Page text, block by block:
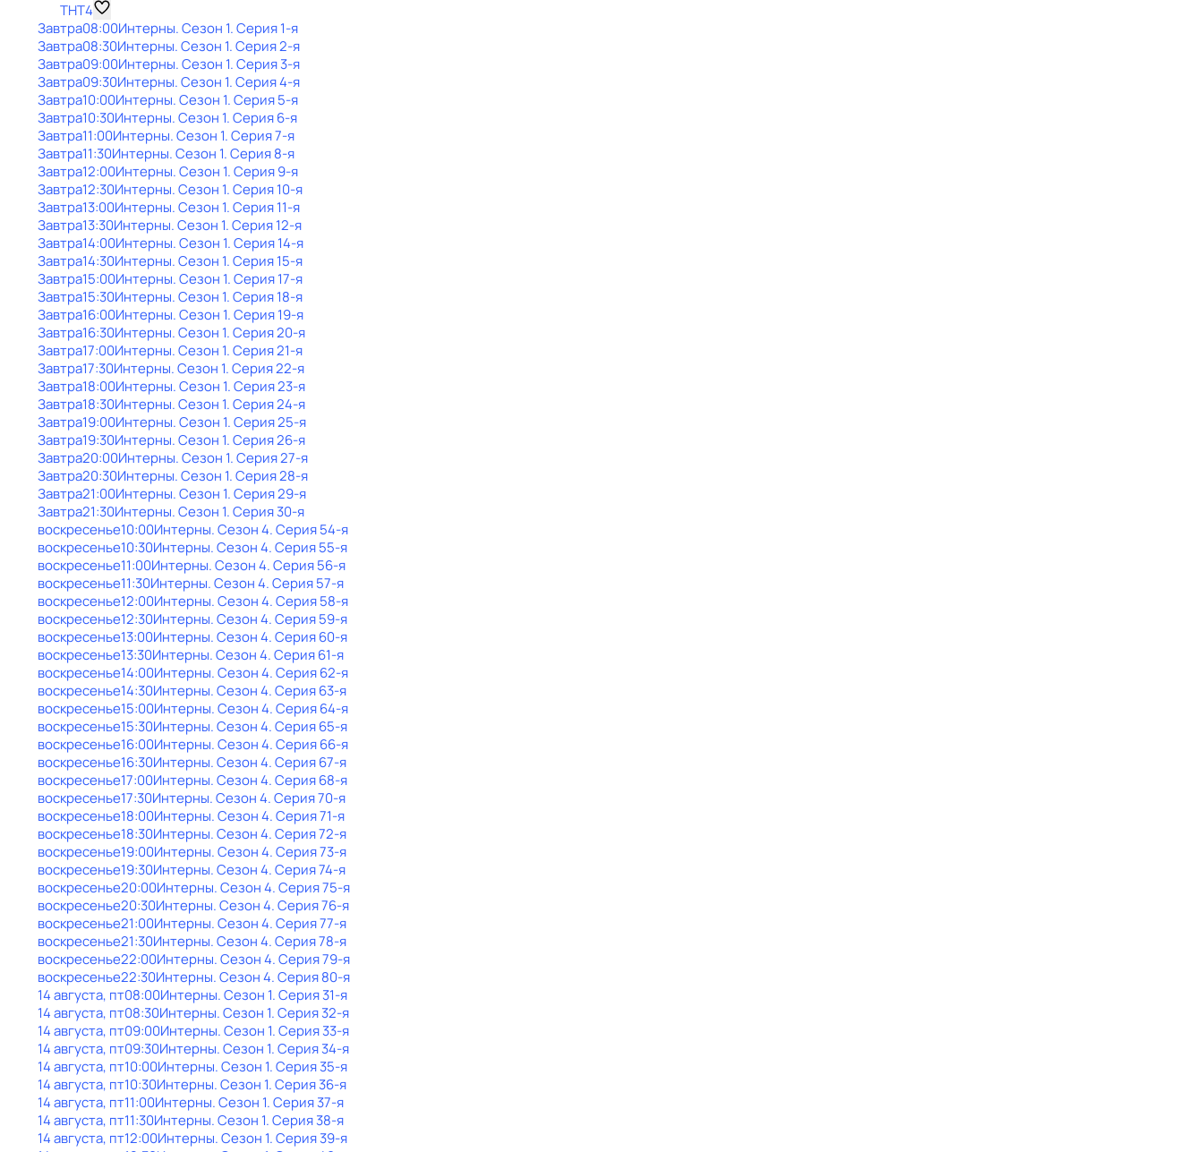
ТНТ4
Завтра08:00Интерны. Сезон 1. Серия 1-я
Завтра08:30Интерны. Сезон 1. Серия 2-я
Завтра09:00Интерны. Сезон 1. Серия 3-я
Завтра09:30Интерны. Сезон 1. Серия 4-я
Завтра10:00Интерны. Сезон 1. Серия 5-я
Завтра10:30Интерны. Сезон 1. Серия 6-я
Завтра11:00Интерны. Сезон 1. Серия 7-я
Завтра11:30Интерны. Сезон 1. Серия 8-я
Завтра12:00Интерны. Сезон 1. Серия 9-я
Завтра12:30Интерны. Сезон 1. Серия 10-я
Завтра13:00Интерны. Сезон 1. Серия 11-я
Завтра13:30Интерны. Сезон 1. Серия 12-я
Завтра14:00Интерны. Сезон 1. Серия 14-я
Завтра14:30Интерны. Сезон 1. Серия 15-я
Завтра15:00Интерны. Сезон 1. Серия 17-я
Завтра15:30Интерны. Сезон 1. Серия 18-я
Завтра16:00Интерны. Сезон 1. Серия 19-я
Завтра16:30Интерны. Сезон 1. Серия 20-я
Завтра17:00Интерны. Сезон 1. Серия 21-я
Завтра17:30Интерны. Сезон 1. Серия 22-я
Завтра18:00Интерны. Сезон 1. Серия 23-я
Завтра18:30Интерны. Сезон 1. Серия 24-я
Завтра19:00Интерны. Сезон 1. Серия 25-я
Завтра19:30Интерны. Сезон 1. Серия 26-я
Завтра20:00Интерны. Сезон 1. Серия 27-я
Завтра20:30Интерны. Сезон 1. Серия 28-я
Завтра21:00Интерны. Сезон 1. Серия 29-я
Завтра21:30Интерны. Сезон 1. Серия 30-я
воскресенье10:00Интерны. Сезон 4. Серия 54-я
воскресенье10:30Интерны. Сезон 4. Серия 55-я
воскресенье11:00Интерны. Сезон 4. Серия 56-я
воскресенье11:30Интерны. Сезон 4. Серия 57-я
воскресенье12:00Интерны. Сезон 4. Серия 58-я
воскресенье12:30Интерны. Сезон 4. Серия 59-я
воскресенье13:00Интерны. Сезон 4. Серия 60-я
воскресенье13:30Интерны. Сезон 4. Серия 61-я
воскресенье14:00Интерны. Сезон 4. Серия 62-я
воскресенье14:30Интерны. Сезон 4. Серия 63-я
воскресенье15:00Интерны. Сезон 4. Серия 64-я
воскресенье15:30Интерны. Сезон 4. Серия 65-я
воскресенье16:00Интерны. Сезон 4. Серия 66-я
воскресенье16:30Интерны. Сезон 4. Серия 67-я
воскресенье17:00Интерны. Сезон 4. Серия 68-я
воскресенье17:30Интерны. Сезон 4. Серия 70-я
воскресенье18:00Интерны. Сезон 4. Серия 71-я
воскресенье18:30Интерны. Сезон 4. Серия 72-я
воскресенье19:00Интерны. Сезон 4. Серия 73-я
воскресенье19:30Интерны. Сезон 4. Серия 74-я
воскресенье20:00Интерны. Сезон 4. Серия 75-я
воскресенье20:30Интерны. Сезон 4. Серия 76-я
воскресенье21:00Интерны. Сезон 4. Серия 77-я
воскресенье21:30Интерны. Сезон 4. Серия 78-я
воскресенье22:00Интерны. Сезон 4. Серия 79-я
воскресенье22:30Интерны. Сезон 4. Серия 80-я
14 августа, пт08:00Интерны. Сезон 1. Серия 31-я
14 августа, пт08:30Интерны. Сезон 1. Серия 32-я
14 августа, пт09:00Интерны. Сезон 1. Серия 33-я
14 августа, пт09:30Интерны. Сезон 1. Серия 34-я
14 августа, пт10:00Интерны. Сезон 1. Серия 35-я
14 августа, пт10:30Интерны. Сезон 1. Серия 36-я
14 августа, пт11:00Интерны. Сезон 1. Серия 37-я
14 августа, пт11:30Интерны. Сезон 1. Серия 38-я
14 августа, пт12:00Интерны. Сезон 1. Серия 39-я